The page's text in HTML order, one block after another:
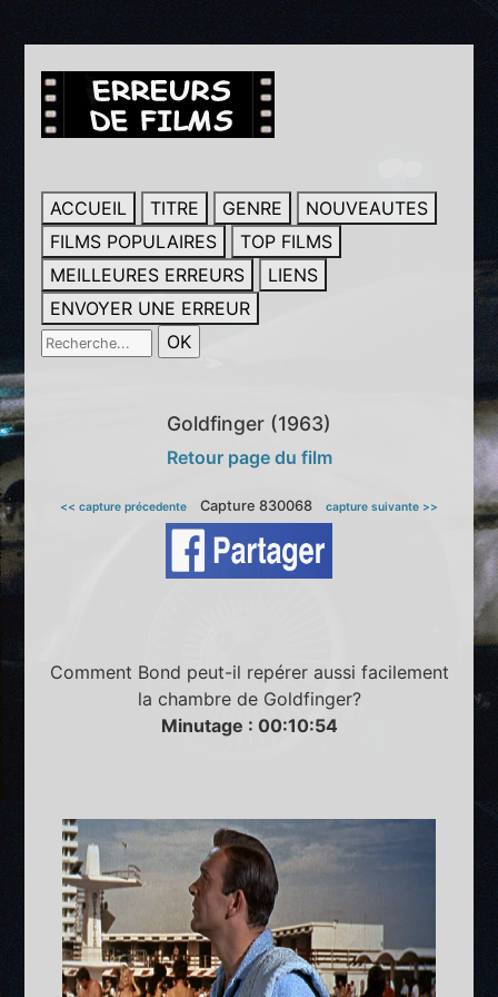
ACCUEIL TITRE GENRE
NOUVEAUTES
FILMS POPULAIRES
TOP FILMS
MEILLEURES ERREURS
LIENS
ENVOYER UNE ERREUR
Goldfinger (1963)
Retour page du film
<< capture précedente Capture 830068 capture suivante >>
Comment Bond peut-il repérer aussi facilement
la chambre de Goldfinger?
Minutage : 00:10:54